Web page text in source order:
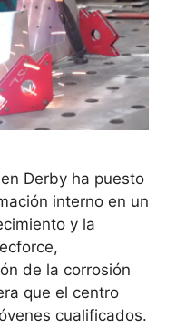
Derby ha puesto
interno en un
y la
de la corrosión
que el centro
cualificados.